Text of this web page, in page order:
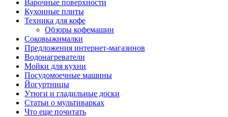
Варочные поверхности
Кухонные плиты
Техника для кофе
Обзоры кофемашин
Соковыжималки
Предложения интернет-магазинов
Водонагреватели
Мойки для кухни
Посудомоечные машины
Йогуртницы
Утюги и гладильные доски
Статьи о мультиварках
Что еще почитать